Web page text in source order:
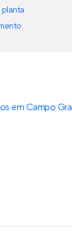
planta
em Campo